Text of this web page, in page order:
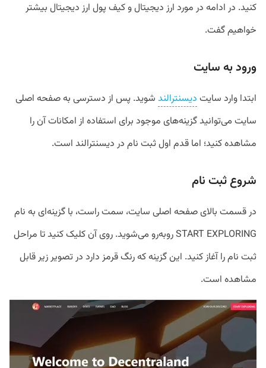
کنید. در ادامه در مورد ارز دیجیتال و کیف پول ارز دیجیتال بیشتر
خواهیم گفت.
ورود به سایت
ابتدا وارد سایت دیسنترالند شوید. پس از دسترسی به صفحه اصلی
سایت می‌توانید گزینه‌های موجود برای استفاده از امکانات آن را
مشاهده کنید؛ اما قدم اول ثبت نام در دیسنترالند است.
شروع ثبت نام
در قسمت بالای صفحه اصلی سایت، سمت راست، با گزینه‌ای به نام
START EXPLORING رو‌به‌رو می‌شوید. روی آن کلیک کنید تا مراحل
ثبت نام را آغاز کنید. این گزینه که رنگ قرمز دارد در تصویر زیر قابل
مشاهده است.